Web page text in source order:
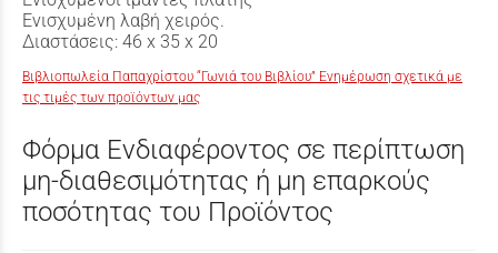
Ενισχυμένη λαβή χειρός.
Διαστάσεις: 46 x 35 x 20
Βιβλιοπωλεία Παπαχρίστου “Γωνιά του Βιβλίου” Ενημέρωση σχετικά με
τις τιμές των προϊόντων μας
Φόρμα Ενδιαφέροντος σε περίπτωση
μη-διαθεσιμότητας ή μη επαρκούς
ποσότητας του Προϊόντος